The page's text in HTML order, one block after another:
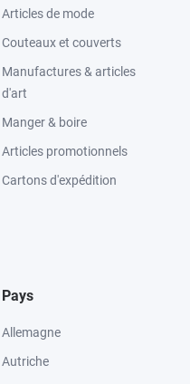
Articles de mode
Couteaux et couverts
Manufactures & articles
d'art
Manger & boire
Articles promotionnels
Cartons d'expédition
Pays
Allemagne
Autriche